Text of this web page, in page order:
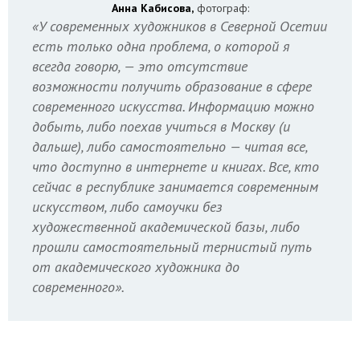
Анна Кабисова,фотограф:
«У современных художников в Северной Осетии
есть только одна проблема, о которой я
всегда говорю, — это отсутствие
возможности получить образование в сфере
современного искусства. Информацию можно
добыть, либо поехав учиться в Москву (и
дальше), либо самостоятельно — читая все,
что доступно в интернете и книгах. Все, кто
сейчас в республике занимается современным
искусством, либо самоучки без
художественной академической базы, либо
прошли самостоятельный тернистый путь
от академического художника до
современного».